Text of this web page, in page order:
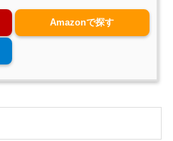
Amazonで探す